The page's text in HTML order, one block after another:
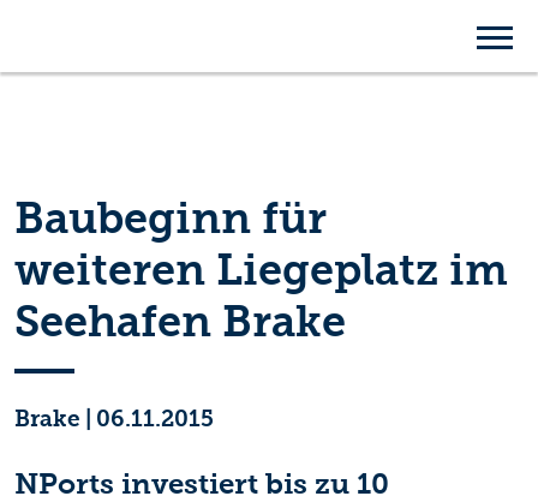
Baubeginn für
weiteren Liegeplatz im
Seehafen Brake
Brake 06.11.2015
NPorts investiert bis zu 10